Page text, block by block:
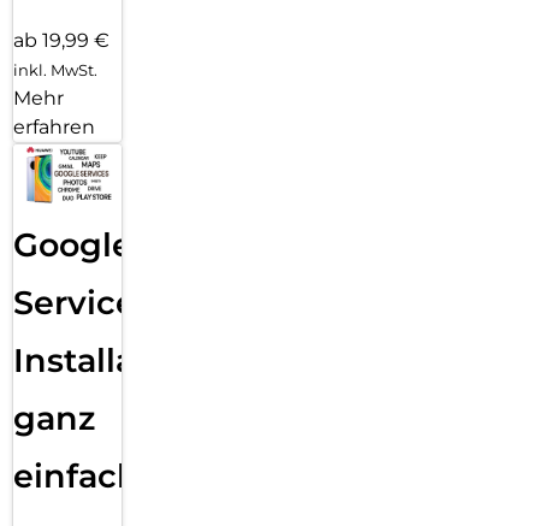
ab 19,99 €
inkl. MwSt.
Mehr
erfahren
Google
Services
Installation
ganz
einfach